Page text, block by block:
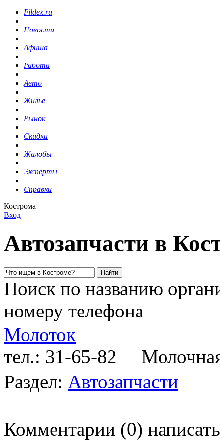
Fildex.ru
Новости
Афиша
Работа
Авто
Жилье
Рынок
Скидки
Жалобы
Эксперты
Справки
Кострома
Вход
Автозапчасти в
Поиск по названию
номеру телефона
Молоток
тел.: 31-65-82
Раздел: Автозапчасти
Комментарии (0) написать